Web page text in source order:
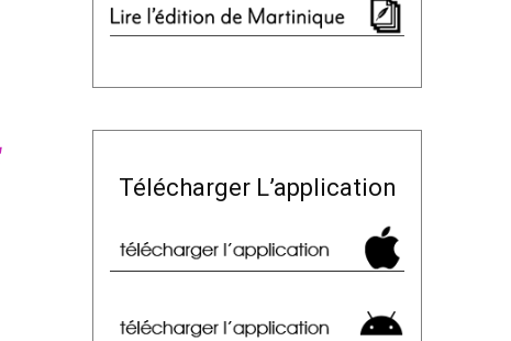
Télécharger L’application